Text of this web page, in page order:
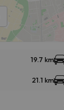
19.7 km
21.1 km